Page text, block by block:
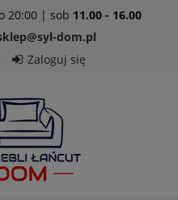
20:00 | sob 11.00 - 16.00
dom.pl
Zaloguj się